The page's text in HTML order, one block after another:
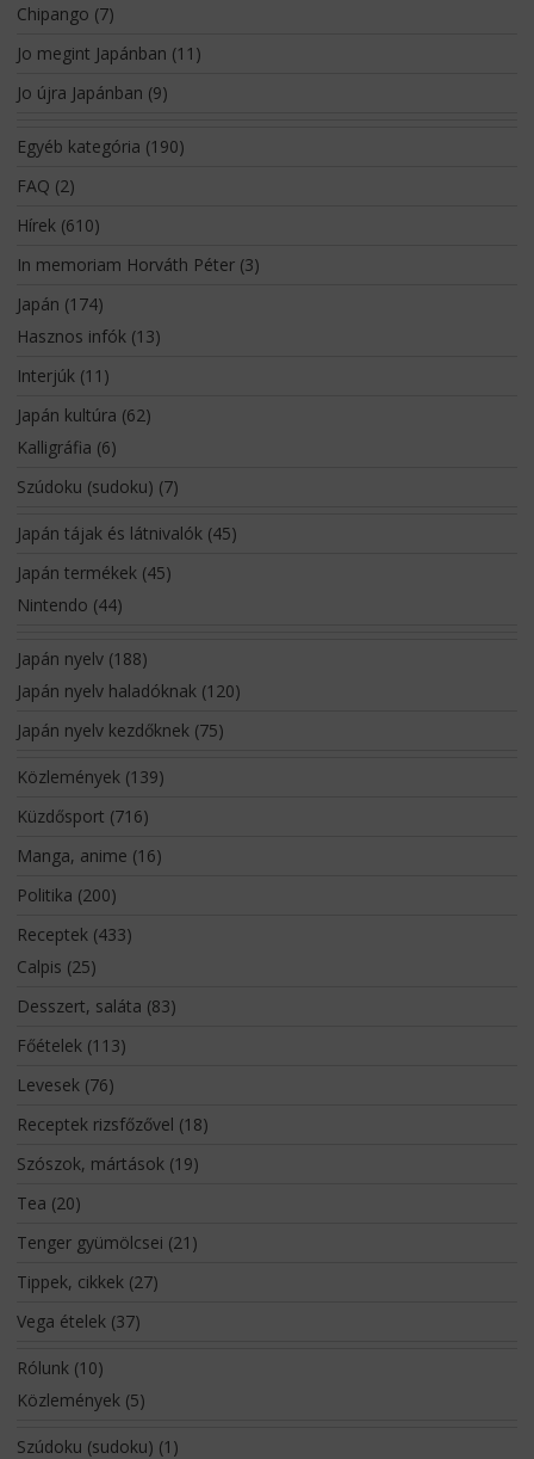
Chipango (7)
Jo megint Japánban (11)
Jo újra Japánban (9)
Egyéb kategória (190)
FAQ (2)
Hírek(610)
In memoriam Horváth Péter(3)
Japán (174)
Hasznos infók(13)
Interjúk(11)
Japán kultúra (62)
Kalligráfia (6)
Szúdoku (sudoku) (7)
Japán tájak és látnivalók(45)
Japán termékek(45)
Nintendo (44)
Japán nyelv(188)
Japán nyelv haladóknak(120)
Japán nyelv kezdőknek(75)
Közlemények(139)
Küzdősport (716)
Manga, anime (16)
Politika (200)
Receptek(433)
Calpis (25)
Desszert, saláta (83)
Főételek(113)
Levesek(76)
Receptek rizsfőzővel (18)
Szószok, mártások(19)
Tea (20)
Tenger gyümölcsei (21)
Tippek, cikkek(27)
Vega ételek(37)
Rólunk(10)
Közlemények(5)
Szúdoku (sudoku) (1)